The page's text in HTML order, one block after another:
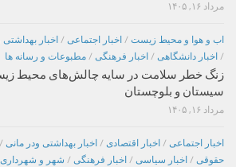
مرداد ۱۶, ۱۴۰۵
اب و هوا و محیط زیست / اخبار اجتماعی / اخبار
/ اخبار دانشگاهی / اخبار فرهنگی / مطبوعات و رسانه ها
زنگ خطر سلامت در سایه چالش‌های محیط
سیستان و بلوچستان
مرداد ۱۶, ۱۴۰۵
اخبار اجتماعی / اخبار اقتصادی / اخبار بهداشتی ودر مانی /
حقوقی / اخبار سیاسی / اخبار فرهنگی / شهر و شهرداری